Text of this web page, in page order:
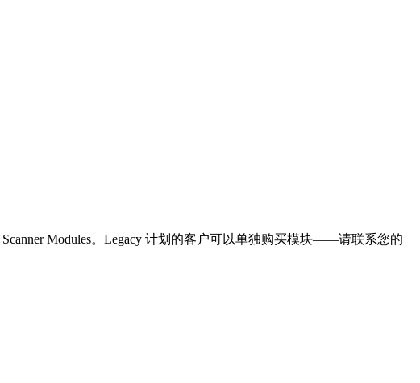
Modules。Legacy 计划的客户可以单独购买模块——请联系您的